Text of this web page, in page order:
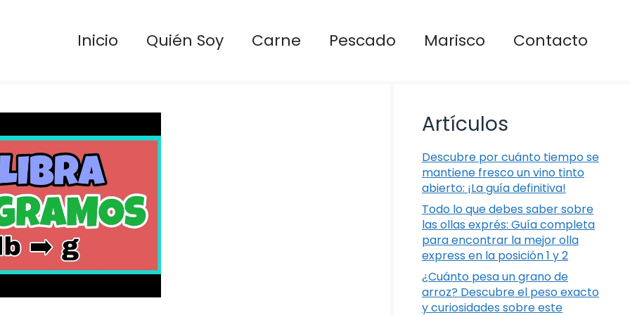
Inicio Quién Soy Carne Pescado Marisco Contacto
Artículos
Descubre por cuánto tiempo se
mantiene fresco un vino tinto
abierto: ¡La guía definitiva!
Todo lo que debes saber sobre
las ollas exprés: Guía completa
para encontrar la mejor olla
express en la posición 1 y 2
¿Cuánto pesa un grano de
arroz? Descubre el peso exacto
y curiosidades sobre este